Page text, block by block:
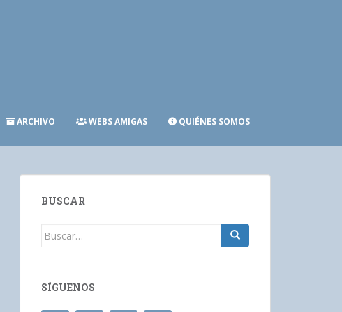
ARCHIVO WEBS AMIGAS QUIÉNES SOMOS
BUSCAR
Buscar:
SÍGUENOS